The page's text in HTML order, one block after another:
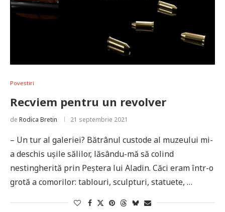
Povestiri
Recviem pentru un revolver
de Rodica Bretin 21 septembrie 2021
– Un tur al galeriei? Bătrânul custode al muzeului mi-
a deschis uşile sălilor, lăsându-mă să colind
nestingherită prin Peştera lui Aladin. Căci eram într-o
grotă a comorilor: tablouri, sculpturi, statuete, …